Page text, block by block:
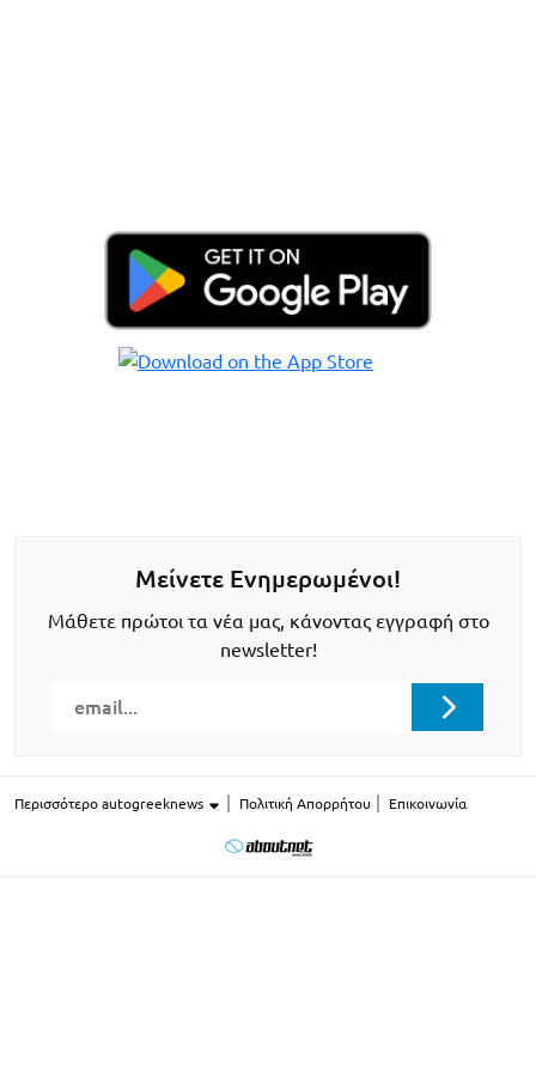
Μείνετε Ενημερωμένοι!
Μάθετε πρώτοι τα νέα μας, κάνοντας εγγραφή στο
newsletter!
Περισσότερο autogreeknews Πολιτική Απορρήτου Επικοινωνία